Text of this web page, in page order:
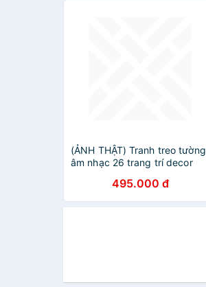
(ẢNH THẬT) Tranh treo tường
âm nhạc 26 trang trí decor
495.000 đ